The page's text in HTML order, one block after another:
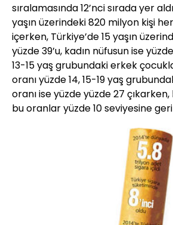
sıralamasında 12’nci sırada yer
yaşın üzerindeki 820 milyon kişi
içerken, Türkiye’de 15 yaşın
yüzde 39’u, kadın nüfusun ise
13-15 yaş grubundaki erkek
oranı yüzde 14, 15-19 yaş
oranı ise yüzde yüzde 27 çıkarken,
bu oranlar yüzde 10 seviyesine